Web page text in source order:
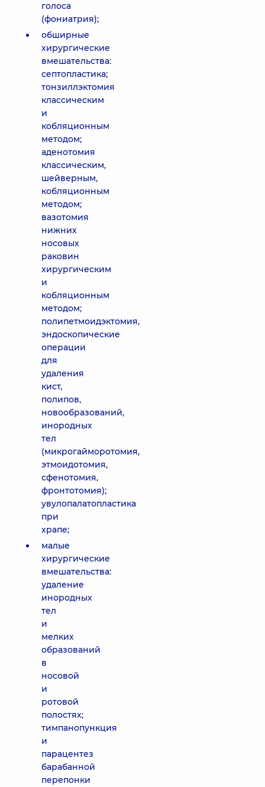
голоса
(фониатрия);
обширные
хирургические
вмешательства:
септопластика;
тонзиллэктомия
классическим
и
кобляционным
методом;
аденотомия
классическим,
шейверным,
кобляционным
методом;
вазотомия
нижних
носовых
раковин
хирургическим
и
кобляционным
методом;
полипетмоидэктомия,
эндоскопические
операции
для
удаления
кист,
полипов,
новообразований,
инородных
тел
(микрогайморотомия,
этмоидотомия,
сфенотомия,
фронтотомия);
увулопалатопластика
при
храпе;
малые
хирургические
вмешательства:
удаление
инородных
тел
и
мелких
образований
в
носовой
и
ротовой
полостях;
тимпанопункция
и
парацентез
барабанной
перепонки